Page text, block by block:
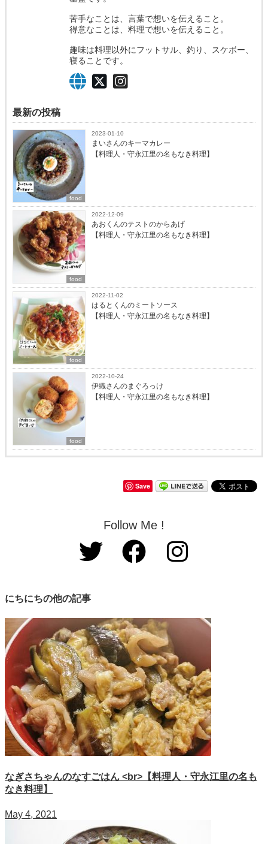
苦手なことは、言葉で想いを伝えること。
得意なことは、料理で想いを伝えること。
趣味は料理以外にフットサル、釣り、スケボー、
寝ることです。
最新の投稿
food
2023-01-10
まいさんのキーマカレー
【料理人・守永江里の名もなき料理】
food
2022-12-09
あおくんのテストのからあげ
【料理人・守永江里の名もなき料理】
food
2022-11-02
はるとくんのミートソース
【料理人・守永江里の名もなき料理】
food
2022-10-24
伊織さんのまぐろっけ
【料理人・守永江里の名もなき料理】
Save
Follow Me !
にちにちの他の記事
なぎさちゃんのなすごはん <br>【料理人・守永江里の名も
なき料理】
May 4, 2021